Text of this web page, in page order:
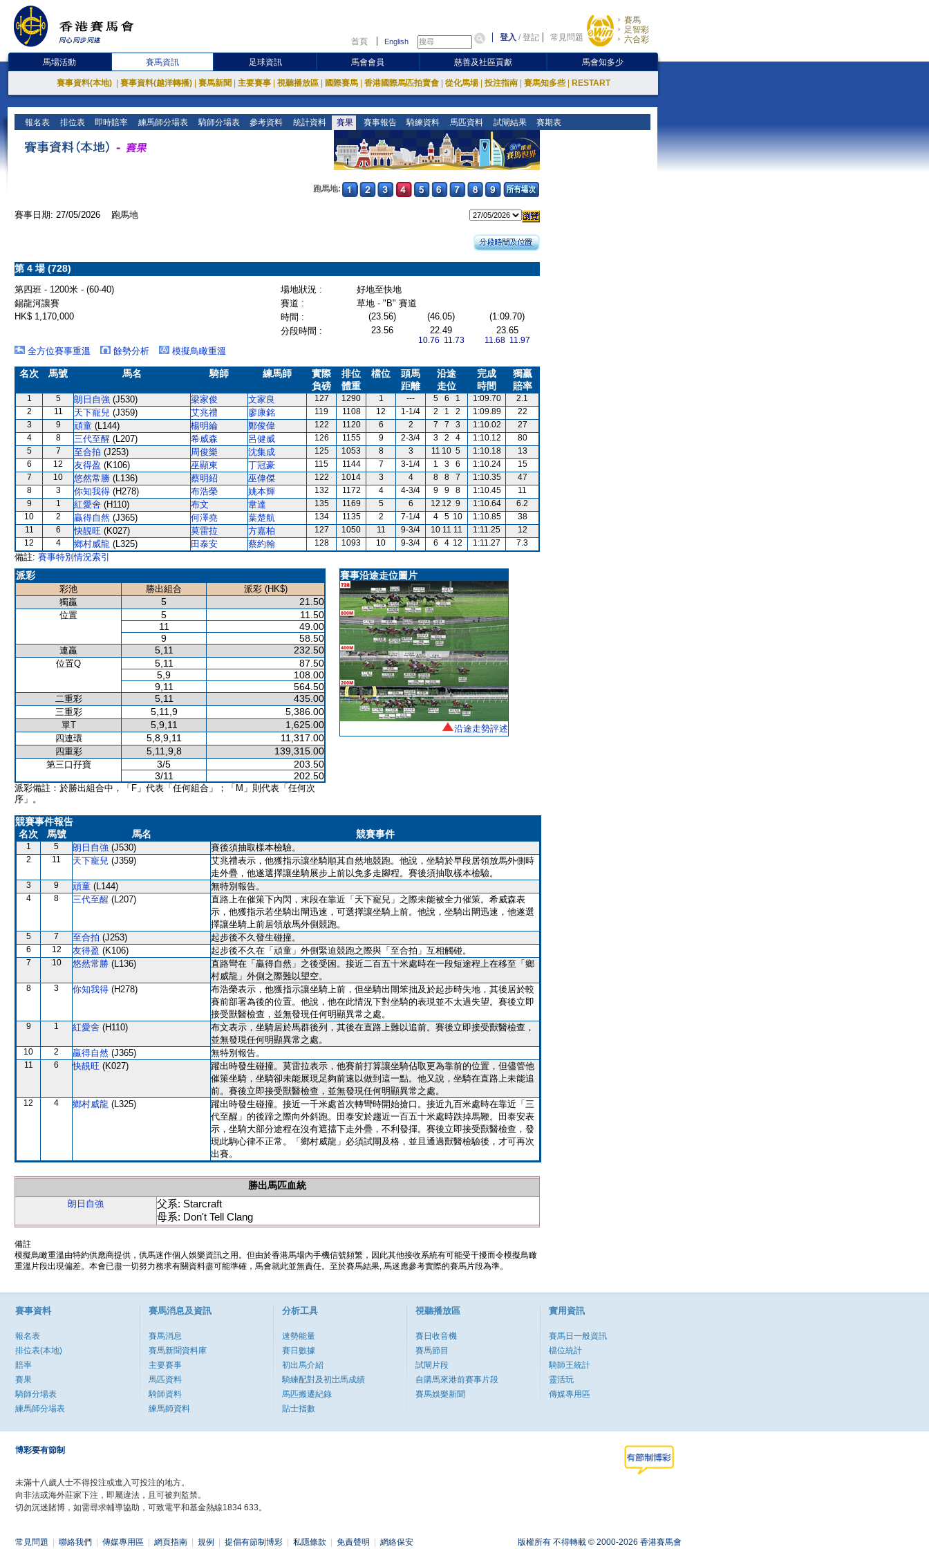
首頁 English 登入 /登記 常見問題
賽馬
足智彩
六合彩
馬場活動 賽馬資訊 足球資訊 馬會會員 慈善及社區貢獻 馬會知多少
賽事資料(本地) 賽事資料(越洋轉播) 賽馬新聞 主要賽事 視聽播放區 國際賽馬 香港國際馬匹拍賣會 從化馬場 投注指南 賽馬知多些 RESTART
報名表 排位表 即時賠率 練馬師分場表 騎師分場表 參考資料 統計資料 賽果 賽事報告 騎練資料 馬匹資料 試閘結果 賽期表
跑馬地:
賽事日期: 27/05/2026 跑馬地
第 4 場 (728)
第四班 - 1200米 - (60-40) 場地狀況 :
好地至快地
錫龍河讓賽
賽道 :
草地 - "B" 賽道
HK$ 1,170,000
時間 : (23.56) (46.05)
(1:09.70)
分段時間 :
23.56 22.49
10.76 11.73
23.65
11.68 11.97
全方位賽事重溫 餘勢分析 模擬鳥瞰重溫
名次 馬號 馬名 騎師 練馬師
實際
負磅
排位
體重
檔位
頭馬
距離
沿途
走位
完成
時間
獨贏
賠率
1 5 朗日自強 (J530) 梁家俊 文家良 127 1290 1 --- 5 6 1 1:09.70
2.1
2
11 天下寵兒 (J359) 艾兆禮 廖康銘 119 1108 12 1-1/4 2 1 2 1:09.89
22
3
9 頑童 (L144) 楊明綸 鄭俊偉 122 1120 6 2 7 7 3 1:10.02
27
4
8 三代至醒 (L207) 希威森 呂健威 126 1155 9 2-3/4 3 2 4 1:10.12
80
5
7 至合拍 (J253) 周俊樂 沈集成 125 1053 8 3 11 10 5 1:10.18
13
6
12 友得盈 (K106) 巫顯東 丁冠豪 115 1144 7 3-1/4 1 3 6 1:10.24
15
7
10 悠然常勝 (L136) 蔡明紹 巫偉傑 122 1014 3 4 8 8 7 1:10.35
47
8
3 你知我得 (H278) 布浩榮 姚本輝 132 1172 4 4-3/4 9 9 8 1:10.45
11
9
1 紅愛舍 (H110) 布文 韋達 135 1169 5 6 12 12 9 1:10.64
6.2
10
2 贏得自然 (J365) 何澤堯 葉楚航 134 1135 2 7-1/4 4 5 10 1:10.85
38
11
6 快靚旺 (K027) 莫雷拉 方嘉柏 127 1050 11 9-3/4 10 11 11 1:11.25
12
12
4 鄉村威龍 (L325) 田泰安 蔡約翰 128 1093 10 9-3/4 6 4 12 1:11.27 7.3
備註: 賽事特別情況索引
派彩
彩池 勝出組合
派彩 (HK$)
獨贏
5 21.50
位置 5
11.50
11
49.00
9
58.50
連贏 5,11 232.50
位置Q 5,11
87.50
5,9
108.00
9,11
564.50
二重彩 5,11 435.00
三重彩 5,11,9 5,386.00
單T 5,9,11 1,625.00
四連環 5,8,9,11 11,317.00
四重彩 5,11,9,8 139,315.00
第三口孖寶 3/5
203.50
3/11
202.50
派彩備註：於勝出組合中，「F」代表「任何組合」；「M」則代表「任何次
序」。
賽事沿途走位圖片
沿途走勢評述
競賽事件報告
名次
馬號 馬名 競賽事件
1 5 朗日自強 (J530) 賽後須抽取樣本檢驗。
2 11 天下寵兒 (J359)
艾兆禮表示，他獲指示讓坐騎順其自然地競跑。他說，坐騎於早段居領放馬外側時
走外疊，他遂選擇讓坐騎展步上前以免多走腳程。賽後須抽取樣本檢驗。
3 9 頑童 (L144) 無特別報告。
4 8 三代至醒 (L207)
直路上在催策下內閃，末段在靠近「天下寵兒」之際未能被全力催策。希威森表
示，他獲指示若坐騎出閘迅速，可選擇讓坐騎上前。他說，坐騎出閘迅速，他遂選
擇讓坐騎上前居領放馬外側競跑。
5 7 至合拍 (J253) 起步後不久發生碰撞。
6 12 友得盈 (K106) 起步後不久在「頑童」外側緊迫競跑之際與「至合拍」互相觸碰。
7 10 悠然常勝 (L136)
直路彎在「贏得自然」之後受困。接近二百五十米處時在一段短途程上在移至「鄉
村威龍」外側之際難以望空。
8 3 你知我得 (H278)
布浩榮表示，他獲指示讓坐騎上前，但坐騎出閘笨拙及於起步時失地，其後居於較
賽前部署為後的位置。他說，他在此情況下對坐騎的表現並不太過失望。賽後立即
接受獸醫檢查，並無發現任何明顯異常之處。
9 1 紅愛舍 (H110)
布文表示，坐騎居於馬群後列，其後在直路上難以追前。賽後立即接受獸醫檢查，
並無發現任何明顯異常之處。
10 2 贏得自然 (J365) 無特別報告。
11 6 快靚旺 (K027)
躍出時發生碰撞。莫雷拉表示，他賽前打算讓坐騎佔取更為靠前的位置，但儘管他
催策坐騎，坐騎卻未能展現足夠前速以做到這一點。他又說，坐騎在直路上未能追
前。賽後立即接受獸醫檢查，並無發現任何明顯異常之處。
12 4 鄉村威龍 (L325)
躍出時發生碰撞。接近一千米處首次轉彎時開始搶口。接近九百米處時在靠近「三
代至醒」的後蹄之際向外斜跑。田泰安於趨近一百五十米處時跌掉馬鞭。田泰安表
示，坐騎大部分途程在沒有遮擋下走外疊，不利發揮。賽後立即接受獸醫檢查，發
現此駒心律不正常。「鄉村威龍」必須試閘及格，並且通過獸醫檢驗後，才可再次
出賽。
勝出馬匹血統
朗日自強
父系: Starcraft
母系: Don't Tell Clang
備註
模擬鳥瞰重溫由特約供應商提供，供馬迷作個人娛樂資訊之用。但由於香港馬場內手機信號頻繁，因此其他接收系統有可能受干擾而令模擬鳥瞰
重溫片段出現偏差。本會已盡一切努力務求有關資料盡可能準確，馬會就此並無責任。至於賽馬結果, 馬迷應參考實際的賽馬片段為準。
賽事資料
報名表
排位表(本地)
賠率
賽果
騎師分場表
練馬師分場表
賽馬消息及資訊
賽馬消息
賽馬新聞資料庫
主要賽事
馬匹資料
騎師資料
練馬師資料
分析工具
速勢能量
賽日數據
初出馬介紹
騎練配對及初岀馬成績
馬匹搬遷紀錄
貼士指數
視聽播放區
賽日收音機
賽馬節目
試閘片段
自購馬來港前賽事片段
賽馬娛樂新聞
實用資訊
賽馬日一般資訊
檔位統計
騎師王統計
靈活玩
傳媒專用區
博彩要有節制
未滿十八歲人士不得投注或進入可投注的地方。
向非法或海外莊家下注，即屬違法，且可被判監禁。
切勿沉迷賭博，如需尋求輔導協助，可致電平和基金熱線1834 633。
常見問題 聯絡我們 傳媒專用區 網頁指南 規例 提倡有節制博彩 私隱條款 免責聲明 網絡保安 版權所有 不得轉載 © 2000-2026 香港賽馬會